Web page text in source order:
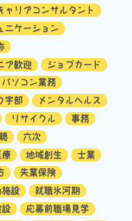
ャリアコンサルタント
ニケーション
ア歓迎
ジョブカード
パソコン業務
宇部
メンタルヘルス
リサイクル
事務
六次
療 地域創生
士業
失業保険
施設
就職氷河期
設
応募前職場見学